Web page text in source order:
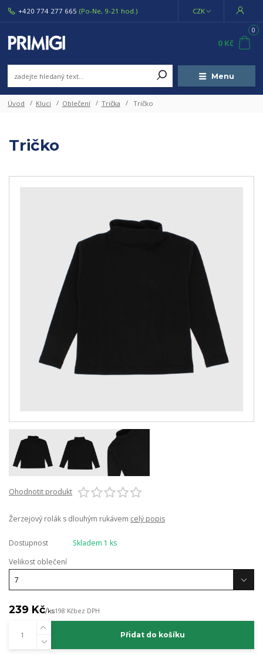
Menu
CZK
+420 774 277 665 (Po-Ne, 9-21 hod.)
0
0 Kč
Úvod Kluci Oblečení Trička Tričko
Tričko
Ohodnotit produkt
Žerzejový rolák s dlouhým rukávem celý popis
Dostupnost
Skladem 1 ks
Velikost oblečení
239 Kč/ks198 Kčbez DPH
Přidat do košíku